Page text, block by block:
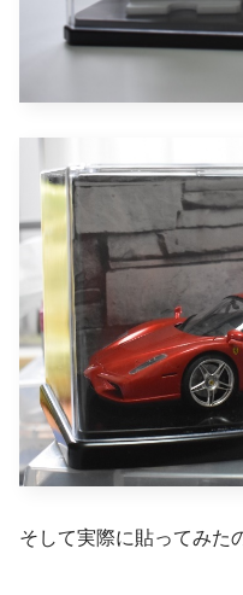
そして実際に貼ってみた